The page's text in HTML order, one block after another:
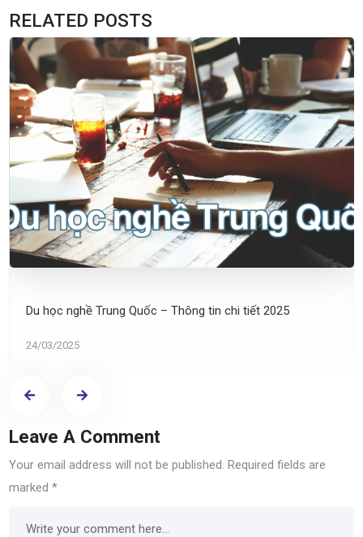
RELATED POSTS
Du học nghề Trung Quốc – Thông tin chi tiết 2025
24/03/2025
Leave A Comment
Your email address will not be published. Required fields are
marked*